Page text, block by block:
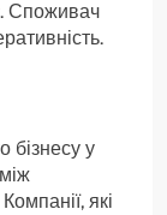
Споживач
бізнесу у
які